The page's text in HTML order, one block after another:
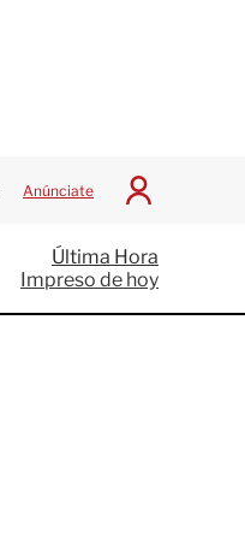
Anúnciate
I
c
i
a
Última Hora
Impreso de hoy